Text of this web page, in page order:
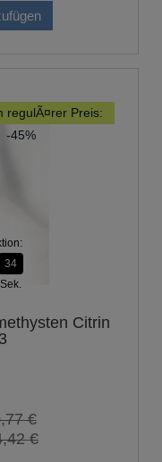
regulÃ¤rer Preis:
-45%
33
Sek.
Citrin
€
€